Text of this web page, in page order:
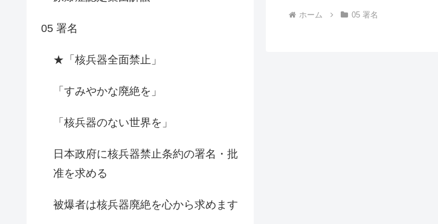
ホーム 05 署名
05 署名
★「核兵器全面禁止」
「すみやかな廃絶を」
「核兵器のない世界を」
日本政府に核兵器禁止条約の署名・批
准を求める
被爆者は核兵器廃絶を心から求めます